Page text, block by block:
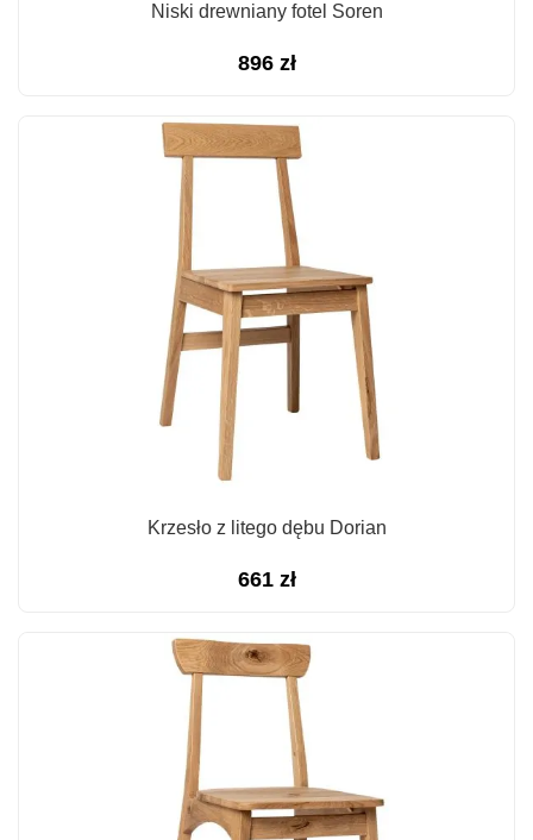
Niski drewniany fotel Soren
896 zł
Krzesło z litego dębu Dorian
661 zł